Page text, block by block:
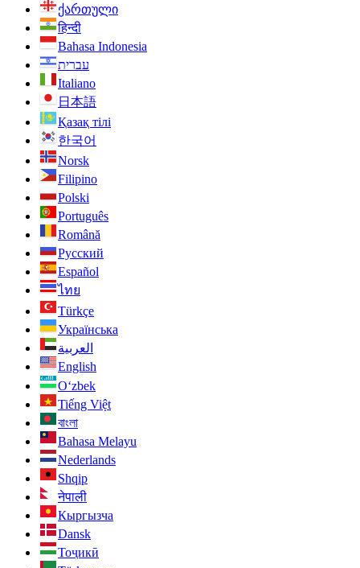
ქართული
हिन्दी
Bahasa Indonesia
עברית
Italiano
日本語
Қазақ тілі
한국어
Norsk
Filipino
Polski
Português
Română
Русский
Español
ไทย
Türkçe
Українська
العربية
English
O‘zbek
Tiếng Việt
বাংলা
Bahasa Melayu
Nederlands
Shqip
नेपाली
Кыргызча
Dansk
Тоҷикӣ